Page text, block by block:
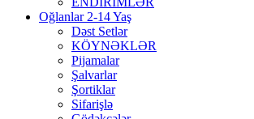
Oğlanlar 2-14 Yaş
Dəst Setlər
KÖYNƏKLƏR
Pijamalar
Şalvarlar
Şortiklar
Sifarişlə